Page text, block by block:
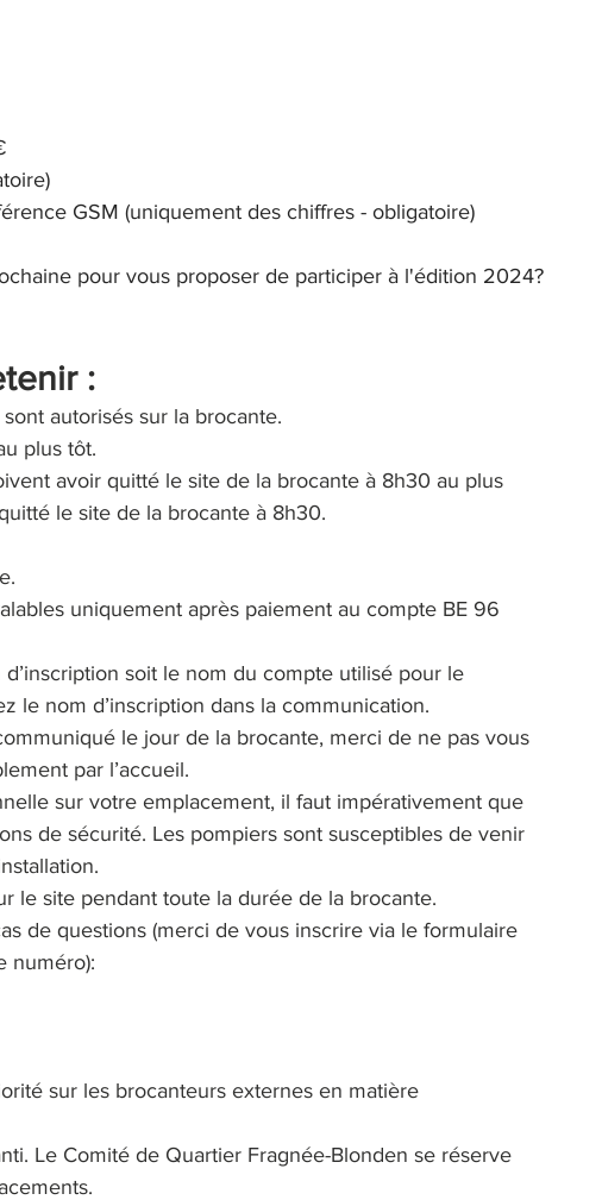
GSM (uniquement des chiffres - obligatoire)
pour vous proposer de participer à l'édition 2024?
:
autorisés sur la brocante.
plus tôt.
avoir quitté le site de la brocante à 8h30 au plus
le site de la brocante à 8h30.
uniquement après paiement au compte BE 96
soit le nom du compte utilisé pour le
le nom d’inscription dans la communication.
le jour de la brocante, merci de ne pas vous
par l’accueil.
sur votre emplacement, il faut impérativement que
de sécurité. Les pompiers sont susceptibles de venir
le site pendant toute la durée de la brocante.
de questions (merci de vous inscrire via le formulaire
numéro):
sur les brocanteurs externes en matière
Le Comité de Quartier Fragnée-Blonden se réserve